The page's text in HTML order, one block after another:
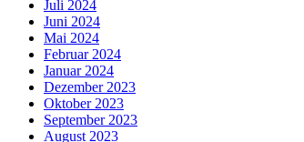
Juli 2024
Juni 2024
Mai 2024
Februar 2024
Januar 2024
Dezember 2023
Oktober 2023
September 2023
August 2023